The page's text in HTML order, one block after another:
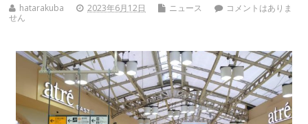
hatarakuba 2023年6月12日 ニュース
コメントはありま
せん